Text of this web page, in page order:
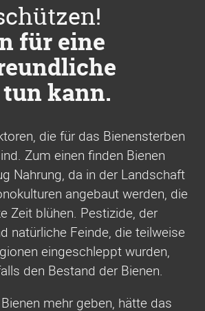
für eine
kann.
die für das Bienensterben
Zum einen finden Bienen
Nahrung, da in der Landschaft
angebaut werden, die
Zeit blühen. Pestizide, der
natürliche Feinde, die teilweise
eingeschleppt wurden,
den Bestand der Bienen.
mehr geben, hätte das